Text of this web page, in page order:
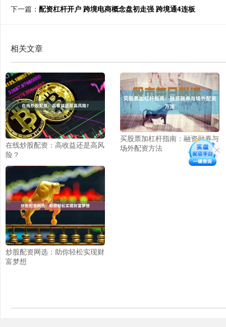
下一篇： 配资杠杆开户 跨境电商概念盘初走强 跨境通4连板
相关文章
在线炒股配资：高收益还是高风
险？
买股票加杠杆指南：融资融券与
场外配资方法
炒股配资网选：助你轻松实现财
富梦想